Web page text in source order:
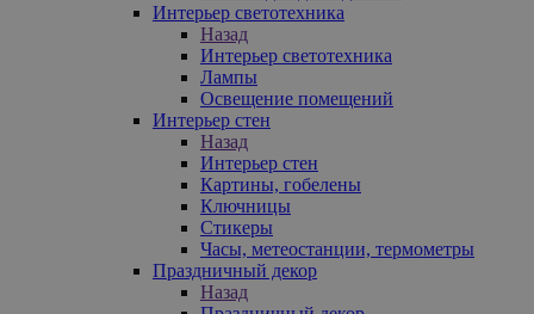
Интерьер светотехника
Назад
Интерьер светотехника
Лампы
Освещение помещений
Интерьер стен
Назад
Интерьер стен
Картины, гобелены
Ключницы
Стикеры
Часы, метеостанции, термометры
Праздничный декор
Назад